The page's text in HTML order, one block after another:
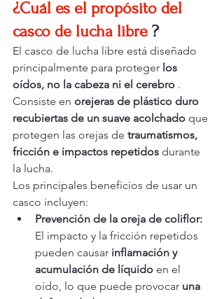
¿Cuál es el propósito del
casco de lucha libre ?
El casco de lucha libre está diseñado
principalmente para proteger los
oídos, no la cabeza ni el cerebro .
Consiste en orejeras de plástico duro
recubiertas de un suave acolchado que
protegen las orejas de traumatismos,
fricción e impactos repetidos durante
la lucha.
Los principales beneficios de usar un
casco incluyen:
Prevención de la oreja de coliflor:
El impacto y la fricción repetidos
pueden causar inflamación y
acumulación de líquido en el
oído, lo que puede provocar una